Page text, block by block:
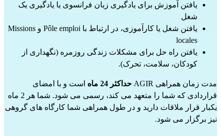
یافتن آموزش برای یادگیری زبان فرانسوی یا یادگیری یک
شغل
یافتن شغل یا کارآموزی، در ارتباط با Pôle emploi و Missions
locales
یافتن راه حل برای مشکلات زندگی روزمره (نگهداری از
کودکان، سلامت، تحرک).
مدت زمان همراهی AGIR حداکثر 24 ماه
است و با امضای
قراردادی که شما را متعهد می کند، رسمی می شود. شما هر 2 ماه
یکبار قرار ملاقات دارید و در طول همراهی شما کارگاه های گروهی
نیز برگزار می شود.